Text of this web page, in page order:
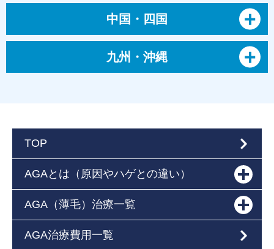
中国・四国
九州・沖縄
TOP
AGAとは（原因やハゲとの違い）
AGA（薄毛）治療一覧
AGA治療費用一覧